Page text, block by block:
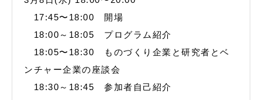
17:45〜18:00 開場
18:00～18:05 プログラム紹介
18:05〜18:30 ものづくり企業と研究者とベ
ンチャー企業の座談会
18:30～18:45 参加者自己紹介